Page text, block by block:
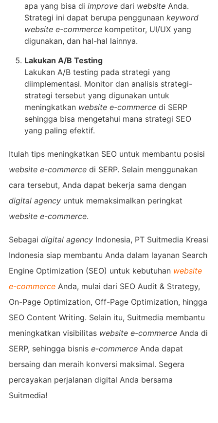
apa yang bisa di improvedari websiteAnda.
Strategi ini dapat berupa penggunaan keyword
website e-commercekompetitor, UI/UX yang
digunakan, dan hal-hal lainnya.
Lakukan A/B Testing
Lakukan A/B testing pada strategi yang
diimplementasi. Monitor dan analisis strategi-
strategi tersebut yang digunakan untuk
meningkatkan website e-commerce di SERP
sehingga bisa mengetahui mana strategi SEO
yang paling efektif.
Itulah tips meningkatkan SEO untuk membantu posisi
website e-commercedi SERP. Selain menggunakan
cara tersebut, Anda dapat bekerja sama dengan
digital agency untuk memaksimalkan peringkat
website e-commerce.
Sebagai digital agencyIndonesia, PT Suitmedia Kreasi
Indonesia siap membantu Anda dalam layanan Search
Engine Optimization (SEO) untuk kebutuhan website
e-commerceAnda, mulai dari SEO Audit & Strategy,
On-Page Optimization, Off-Page Optimization, hingga
SEO Content Writing. Selain itu, Suitmedia membantu
meningkatkan visibilitas website e-commerceAnda di
SERP, sehingga bisnis e-commerce Anda dapat
bersaing dan meraih konversi maksimal. Segera
percayakan perjalanan digital Anda bersama
Suitmedia!